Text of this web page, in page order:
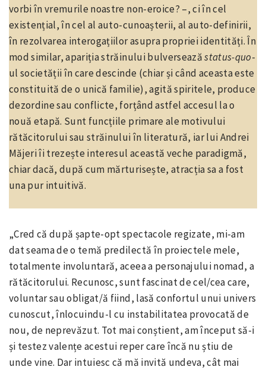
vorbi în vremurile noastre non-eroice? –, ci în cel
existențial, în cel al auto-cunoașterii, al auto-definirii,
în rezolvarea interogațiilor asupra propriei identități. În
mod similar, apariția străinului bulverseazăstatus-quo-
ul societății în care descinde (chiar și când aceasta este
constituită de o unică familie), agită spiritele, produce
dezordine sau conflicte, forțând astfel accesul la o
nouă etapă. Sunt funcțiile primare ale motivului
rătăcitorului sau străinului în literatură, iar lui Andrei
Măjeri îi trezește interesul această veche paradigmă,
chiar dacă, după cum mărturisește, atracția sa a fost
una pur intuitivă.
„Cred că după șapte-opt spectacole regizate, mi-am
dat seama de o temă predilectă în proiectele mele,
totalmente involuntară, aceea a personajului nomad, a
rătăcitorului. Recunosc, sunt fascinat de cel/cea care,
voluntar sau obligat/ă fiind, lasă confortul unui univers
cunoscut, înlocuindu-l cu instabilitatea provocată de
nou, de neprevăzut. Tot mai conștient, am început să-i
și testez valențe acestui reper care încă nu știu de
unde vine. Dar intuiesc că mă invită undeva, cât mai